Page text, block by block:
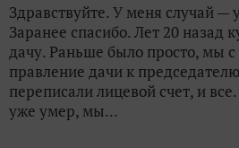
Здравствуйте. У меня случай —
Заранее спасибо. Лет 20 назад
дачу. Раньше было просто, мы
правление дачи к
переписали лицевой счет, и
уже умер, мы...